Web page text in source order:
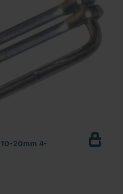
20mm 4-